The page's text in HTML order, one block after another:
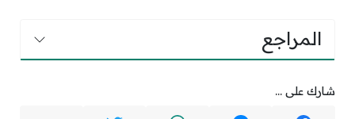
المراجع
شارك على ...